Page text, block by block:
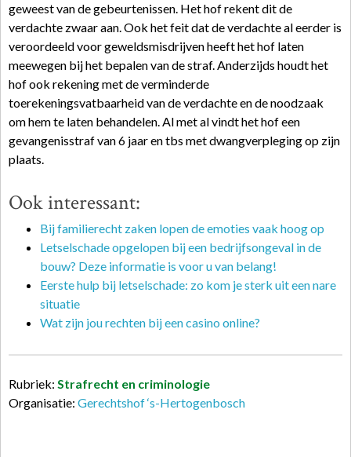
geweest van de gebeurtenissen. Het hof rekent dit de
verdachte zwaar aan. Ook het feit dat de verdachte al eerder is
veroordeeld voor geweldsmisdrijven heeft het hof laten
meewegen bij het bepalen van de straf. Anderzijds houdt het
hof ook rekening met de verminderde
toerekeningsvatbaarheid van de verdachte en de noodzaak
om hem te laten behandelen. Al met al vindt het hof een
gevangenisstraf van 6 jaar en tbs met dwangverpleging op zijn
plaats.
Ook interessant:
Bij familierecht zaken lopen de emoties vaak hoog op
Letselschade opgelopen bij een bedrijfsongeval in de
bouw? Deze informatie is voor u van belang!
Eerste hulp bij letselschade: zo kom je sterk uit een nare
situatie
Wat zijn jou rechten bij een casino online?
Rubriek: Strafrecht en criminologie
Organisatie: Gerechtshof ‘s-Hertogenbosch